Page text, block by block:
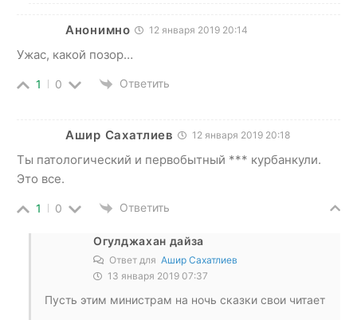
Анонимно 12 января 2019 20:14
Ужас, какой позор…
1 0 Ответить
Ашир Сахатлиев 12 января 2019 20:18
Ты патологический и первобытный *** курбанкули.
Это все.
1 0 Ответить
Огулджахан дайза
Ответ для Ашир Сахатлиев
13 января 2019 07:37
Пусть этим министрам на ночь сказки свои читает